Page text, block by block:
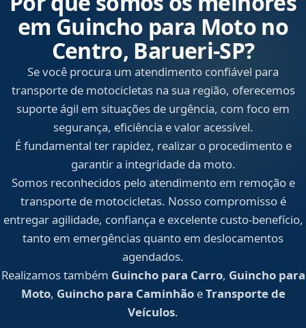
em Guincho para Moto no
Centro, Barueri‑SP?
Se você procura um atendimento confiável para
transporte de motocicletas na sua região, oferecemos
suporte ágil em situações de urgência, com foco em
segurança, eficiência e valor acessível.
É fundamental ter rapidez, realizar o procedimento e
garantir a integridade da moto.
Somos reconhecidos pelo atendimento em remoção e
transporte de motocicletas. Nosso compromisso é
entregar agilidade, confiança e excelente custo-benefício,
tanto em emergências quanto em deslocamentos
agendados.
Realizamos também Guincho para Carro, Guincho para
Moto, Guincho para CaminhãoeTransporte de
Veículos.